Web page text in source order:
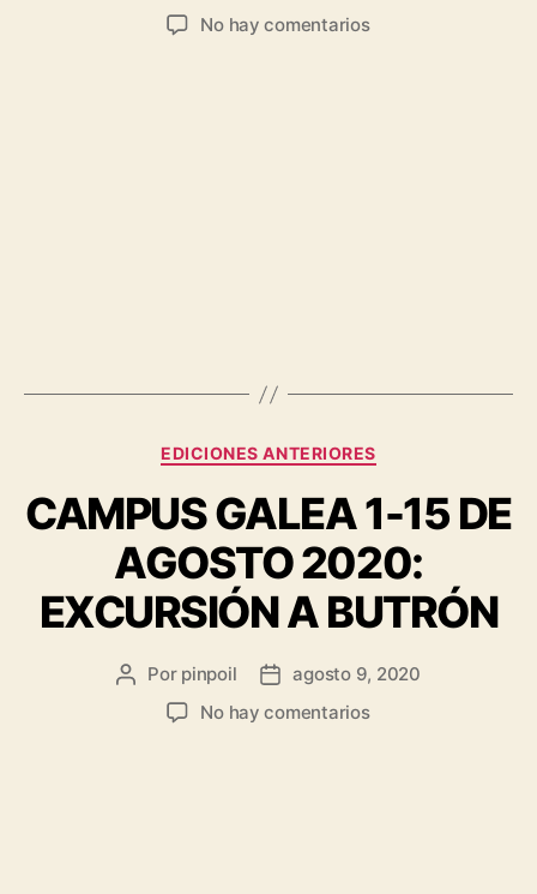
No hay comentarios
EDICIONES ANTERIORES
CAMPUS GALEA 1-15 DE
AGOSTO 2020:
EXCURSIÓN A BUTRÓN
Por pinpoil
agosto 9, 2020
No hay comentarios